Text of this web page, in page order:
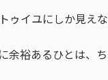
ゥイユにしか見えな
余裕あるひとは、ち